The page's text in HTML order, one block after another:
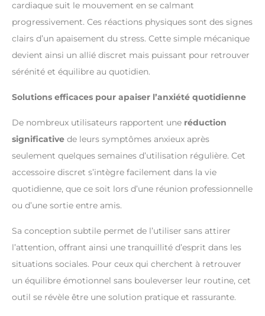
cardiaque suit le mouvement en se calmant
progressivement. Ces réactions physiques sont des signes
clairs d’un apaisement du stress. Cette simple mécanique
devient ainsi un allié discret mais puissant pour retrouver
sérénité et équilibre au quotidien.
Solutions efficaces pour apaiser l’anxiété quotidienne
De nombreux utilisateurs rapportent une réduction
significative de leurs symptômes anxieux après
seulement quelques semaines d’utilisation régulière. Cet
accessoire discret s’intègre facilement dans la vie
quotidienne, que ce soit lors d’une réunion professionnelle
ou d’une sortie entre amis.
Sa conception subtile permet de l’utiliser sans attirer
l’attention, offrant ainsi une tranquillité d’esprit dans les
situations sociales. Pour ceux qui cherchent à retrouver
un équilibre émotionnel sans bouleverser leur routine, cet
outil se révèle être une solution pratique et rassurante.